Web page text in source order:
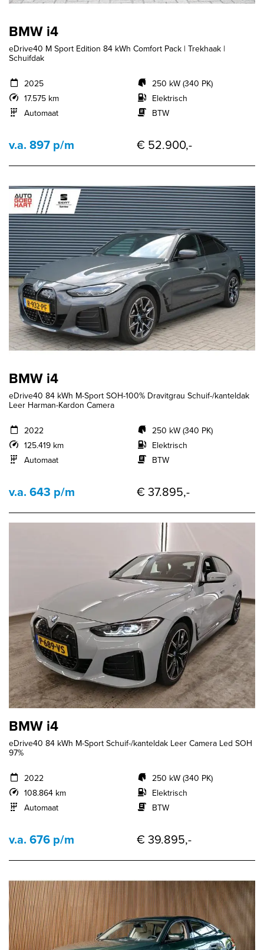
BMW i4
eDrive40 M Sport Edition 84 kWh Comfort Pack | Trekhaak |
Schuifdak
2025
17.575 km
Automaat
250 kW (340 PK)
Elektrisch
BTW
v.a. 897 p/m € 52.900,-
BMW i4
eDrive40 84 kWh M-Sport SOH-100% Dravitgrau Schuif-/kanteldak
Leer Harman-Kardon Camera
2022
125.419 km
Automaat
250 kW (340 PK)
Elektrisch
BTW
v.a. 643 p/m € 37.895,-
BMW i4
eDrive40 84 kWh M-Sport Schuif-/kanteldak Leer Camera Led SOH
97%
2022
108.864 km
Automaat
250 kW (340 PK)
Elektrisch
BTW
v.a. 676 p/m € 39.895,-